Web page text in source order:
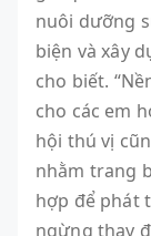
nuôi dưỡng
biện và xây
cho biết.
cho các em
hội thú vị
nhằm trang
hợp để phát
ngừng thay